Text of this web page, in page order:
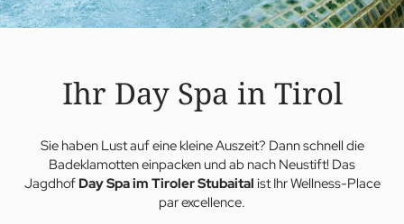
Ihr Day Spa in Tirol
Sie haben Lust auf eine kleine Auszeit? Dann schnell die
Badeklamotten einpacken und ab nach Neustift! Das
Jagdhof Day Spa im Tiroler Stubaital ist Ihr Wellness-Place
par excellence.